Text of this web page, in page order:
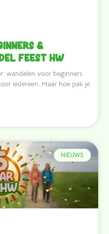
&
Feest HW
wandelen voor beginners
iedereen. Maar hoe pak je
NIEUWS